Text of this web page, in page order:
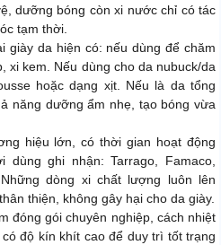
dưỡng bóng còn xi nước chỉ có tác
tạm thời.
giày da hiện có: nếu dùng để chăm
xi kem. Nếu dùng cho da nubuck/da
hoặc dạng xịt. Nếu là da tổng
năng dưỡng ẩm nhẹ, tạo bóng vừa
hiệu lớn, có thời gian hoạt động
ghi nhận: Tarrago, Famaco,
dòng xi chất lượng luôn lên
thiện, không gây hại cho da giày.
đóng gói chuyên nghiệp, cách nhiệt
độ kín khít cao để duy trì tốt trạng